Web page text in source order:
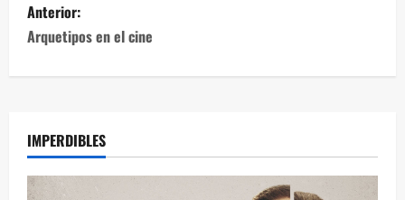
Anterior:
Arquetipos en el cine
IMPERDIBLES